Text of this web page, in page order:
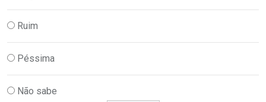
Ruim
Péssima
Não sabe